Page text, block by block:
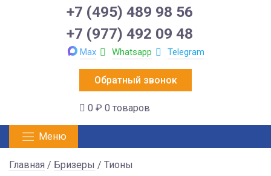
+7 (495) 489 98 56
+7 (977) 492 09 48
Max Whatsapp Telegram
Обратный звонок
0 ₽ 0 товаров
Меню
Главная / Бризеры / Тионы